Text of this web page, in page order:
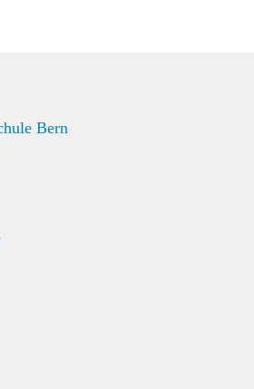
Bern